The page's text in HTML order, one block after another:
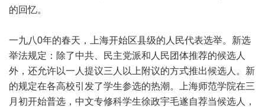
的回忆。
一九八0年的春天，上海开始区县级的人民代表选举。新选
举法规定：除了中共、民主党派和人民团体推荐的候选人
外，还允许以一人提议三人以上附议的方式推出候选人。新
的规定在各高校引发了学生参选的热潮。上海师范学院在三
月初开始普选，中文专修科学生徐政宇毛遂自荐当候选人，